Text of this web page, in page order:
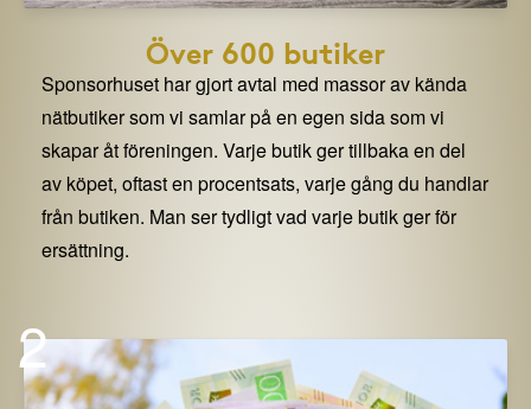
Över 600 butiker
Sponsorhuset har gjort avtal med massor av kända
nätbutiker som vi samlar på en egen sida som vi
skapar åt föreningen. Varje butik ger tillbaka en del
av köpet, oftast en procentsats, varje gång du handlar
från butiken. Man ser tydligt vad varje butik ger för
ersättning.
2